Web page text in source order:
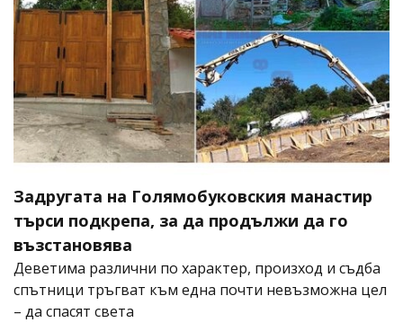
Задругата на Голямобуковския манастир
търси подкрепа, за да продължи да го
възстановява
Деветима различни по характер, произход и съдба
спътници тръгват към една почти невъзможна цел
– да спасят света